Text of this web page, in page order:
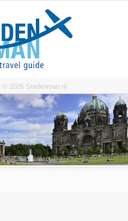
| © 2026 Stedenman.nl